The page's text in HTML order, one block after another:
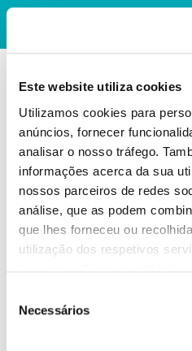
Este website utiliza cookies
Utilizamos cookies para
anúncios, fornecer
analisar o nosso tráfego.
informações acerca da sua
nossos parceiros de redes
análise, que as podem
que lhes forneceu ou
utilização dos respetivos
Necessários